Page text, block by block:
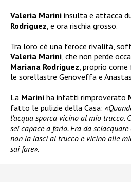
Valeria Marini insulta e attacca
Rodriguez , e ora rischia grosso.
Tra loro c’è una feroce rivalità,
Valeria Marini , che non perde
Mariana Rodriguez , proprio
le sorellastre Genoveffa e
La Marini ha infatti rimproverato
fatto le pulizie della Casa:
l’acqua sporca vicino al mio trucco.
sei capace a farlo. Era da
non la lasci al trucco e vicino alle
sai fare».